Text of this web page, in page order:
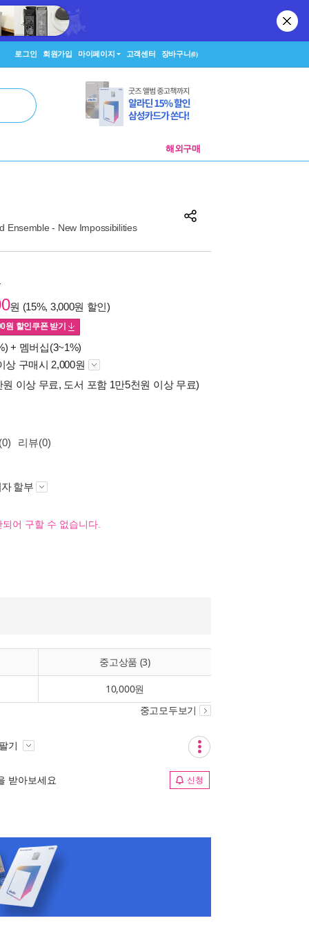
로그인 회원가입 마이페이지 고객센터 장바구니(0)
해외구매
Ensemble - New Impossibilities
원 (15%, 3,000원 할인)
원 할인쿠폰 받기
+ 멤버십(3~1%)
상 구매시 2,000원
원 이상 무료, 도서 포함 1만5천원 이상 무료)
리뷰(0)
할부
어 구할 수 없습니다.
중고상품 (3)
10,000원
중고모두보기
기
받아보세요 신청